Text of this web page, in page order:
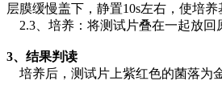
层膜缓慢盖下，静置10s左右，使培
2.3、培养：将测试片叠在一起放回
3、结果判读
培养后，测试片上紫红色的菌落为